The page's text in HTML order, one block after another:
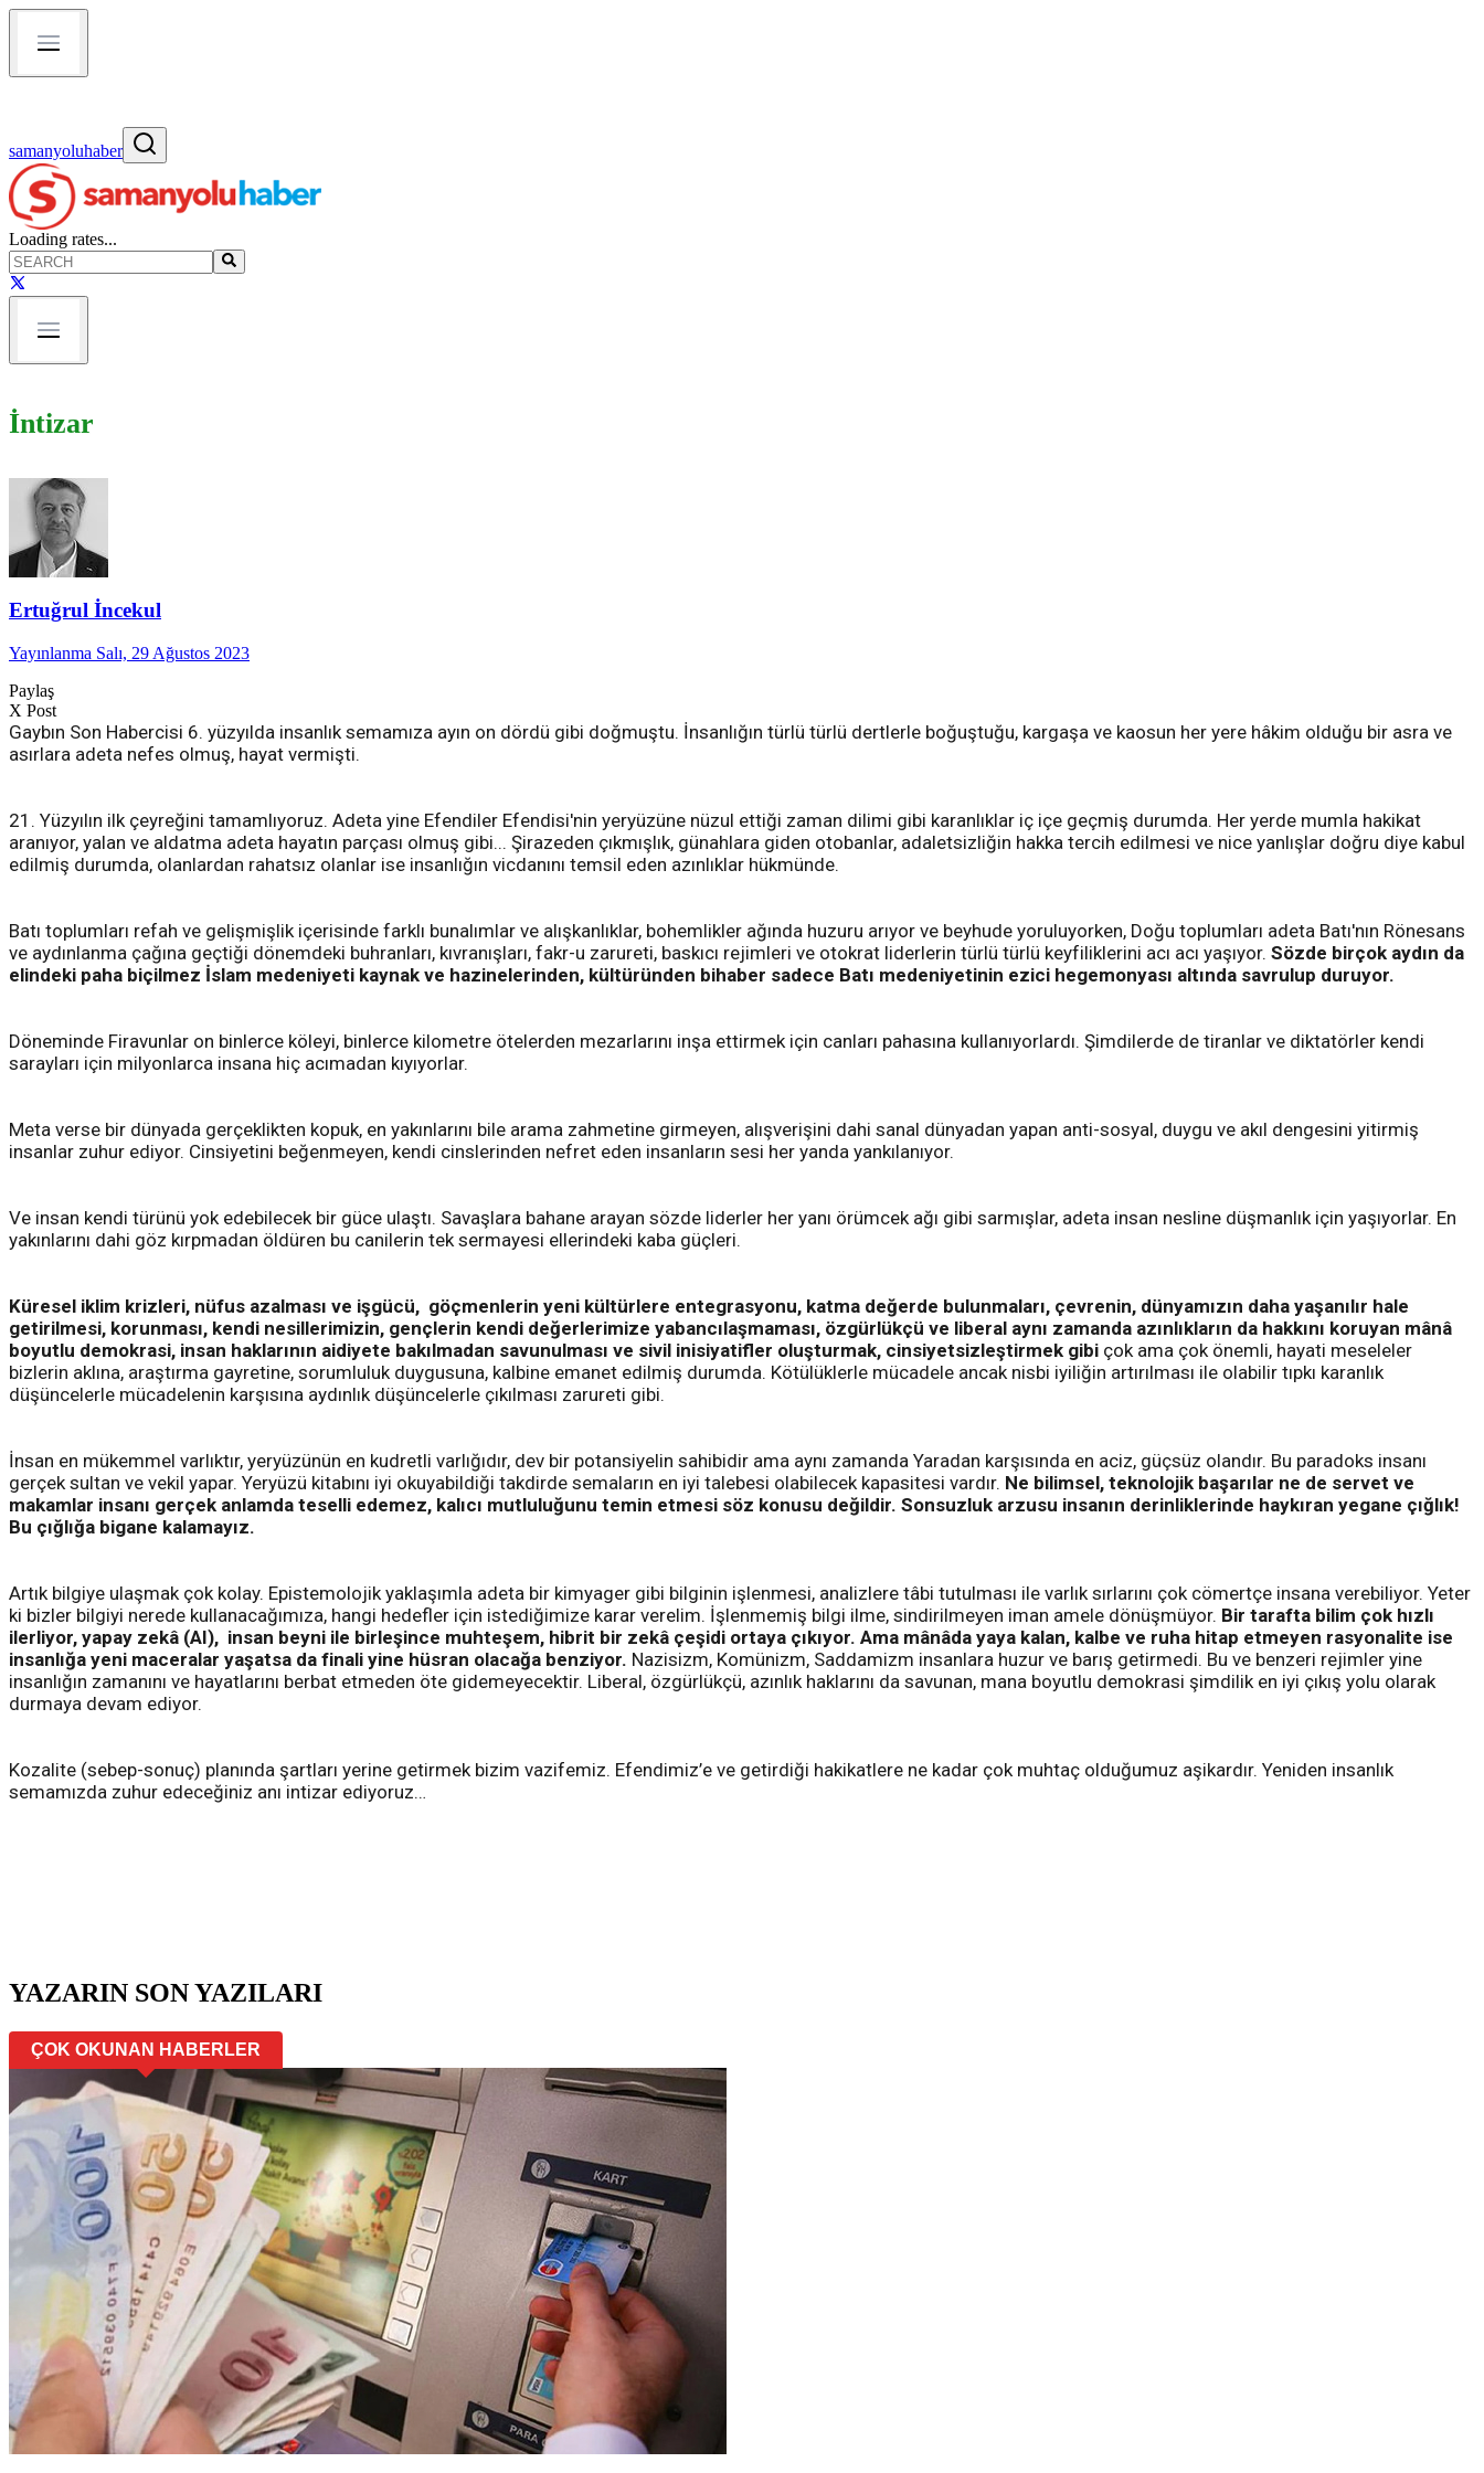
samanyoluhaber
Loading rates...
İntizar
Ertuğrul İncekul
Yayınlanma Salı, 29 Ağustos 2023
Paylaş
X Post
Gaybın Son Habercisi 6. yüzyılda insanlık semamıza ayın on dördü gibi doğmuştu. İnsanlığın türlü türlü dertlerle boğuştuğu, kargaşa ve kaosun her yere hâkim olduğu bir asra ve
asırlara adeta nefes olmuş, hayat vermişti.
21. Yüzyılın ilk çeyreğini tamamlıyoruz. Adeta yine Efendiler Efendisi'nin yeryüzüne nüzul ettiği zaman dilimi gibi karanlıklar iç içe geçmiş durumda. Her yerde mumla hakikat
aranıyor, yalan ve aldatma adeta hayatın parçası olmuş gibi... Şirazeden çıkmışlık, günahlara giden otobanlar, adaletsizliğin hakka tercih edilmesi ve nice yanlışlar doğru diye kabul
edilmiş durumda, olanlardan rahatsız olanlar ise insanlığın vicdanını temsil eden azınlıklar hükmünde.
Batı toplumları refah ve gelişmişlik içerisinde farklı bunalımlar ve alışkanlıklar, bohemlikler ağında huzuru arıyor ve beyhude yoruluyorken, Doğu toplumları adeta Batı'nın Rönesans
ve aydınlanma çağına geçtiği dönemdeki buhranları, kıvranışları, fakr-u zarureti, baskıcı rejimleri ve otokrat liderlerin türlü türlü keyfiliklerini acı acı yaşıyor. Sözde birçok aydın da
elindeki paha biçilmez İslam medeniyeti kaynak ve hazinelerinden, kültüründen bihaber sadece Batı medeniyetinin ezici hegemonyası altında savrulup duruyor.
Döneminde Firavunlar on binlerce köleyi, binlerce kilometre ötelerden mezarlarını inşa ettirmek için canları pahasına kullanıyorlardı. Şimdilerde de tiranlar ve diktatörler kendi
sarayları için milyonlarca insana hiç acımadan kıyıyorlar.
Meta verse bir dünyada gerçeklikten kopuk, en yakınlarını bile arama zahmetine girmeyen, alışverişini dahi sanal dünyadan yapan anti-sosyal, duygu ve akıl dengesini yitirmiş
insanlar zuhur ediyor. Cinsiyetini beğenmeyen, kendi cinslerinden nefret eden insanların sesi her yanda yankılanıyor.
Ve insan kendi türünü yok edebilecek bir güce ulaştı. Savaşlara bahane arayan sözde liderler her yanı örümcek ağı gibi sarmışlar, adeta insan nesline düşmanlık için yaşıyorlar. En
yakınlarını dahi göz kırpmadan öldüren bu canilerin tek sermayesi ellerindeki kaba güçleri.
Küresel iklim krizleri, nüfus azalması ve işgücü, göçmenlerin yeni kültürlere entegrasyonu, katma değerde bulunmaları, çevrenin, dünyamızın daha yaşanılır hale
getirilmesi, korunması, kendi nesillerimizin, gençlerin kendi değerlerimize yabancılaşmaması, özgürlükçü ve liberal aynı zamanda azınlıkların da hakkını koruyan mânâ
boyutlu demokrasi, insan haklarının aidiyete bakılmadan savunulması ve sivil inisiyatifler oluşturmak, cinsiyetsizleştirmek gibi çok ama çok önemli, hayati meseleler
bizlerin aklına, araştırma gayretine, sorumluluk duygusuna, kalbine emanet edilmiş durumda. Kötülüklerle mücadele ancak nisbi iyiliğin artırılması ile olabilir tıpkı karanlık
düşüncelerle mücadelenin karşısına aydınlık düşüncelerle çıkılması zarureti gibi.
İnsan en mükemmel varlıktır, yeryüzünün en kudretli varlığıdır, dev bir potansiyelin sahibidir ama aynı zamanda Yaradan karşısında en aciz, güçsüz olandır. Bu paradoks insanı
gerçek sultan ve vekil yapar. Yeryüzü kitabını iyi okuyabildiği takdirde semaların en iyi talebesi olabilecek kapasitesi vardır. Ne bilimsel, teknolojik başarılar ne de servet ve
makamlar insanı gerçek anlamda teselli edemez, kalıcı mutluluğunu temin etmesi söz konusu değildir. Sonsuzluk arzusu insanın derinliklerinde haykıran yegane çığlık!
Bu çığlığa bigane kalamayız.
Artık bilgiye ulaşmak çok kolay. Epistemolojik yaklaşımla adeta bir kimyager gibi bilginin işlenmesi, analizlere tâbi tutulması ile varlık sırlarını çok cömertçe insana verebiliyor. Yeter
ki bizler bilgiyi nerede kullanacağımıza, hangi hedefler için istediğimize karar verelim. İşlenmemiş bilgi ilme, sindirilmeyen iman amele dönüşmüyor. Bir tarafta bilim çok hızlı
ilerliyor, yapay zekâ (AI), insan beyni ile birleşince muhteşem, hibrit bir zekâ çeşidi ortaya çıkıyor. Ama mânâda yaya kalan, kalbe ve ruha hitap etmeyen rasyonalite ise
insanlığa yeni maceralar yaşatsa da finali yine hüsran olacağa benziyor. Nazisizm, Komünizm, Saddamizm insanlara huzur ve barış getirmedi. Bu ve benzeri rejimler yine
insanlığın zamanını ve hayatlarını berbat etmeden öte gidemeyecektir. Liberal, özgürlükçü, azınlık haklarını da savunan, mana boyutlu demokrasi şimdilik en iyi çıkış yolu olarak
durmaya devam ediyor.
Kozalite (sebep-sonuç) planında şartları yerine getirmek bizim vazifemiz. Efendimiz’e ve getirdiği hakikatlere ne kadar çok muhtaç olduğumuz aşikardır. Yeniden insanlık
semamızda zuhur edeceğiniz anı intizar ediyoruz…
YAZARIN SON YAZILARI
ÇOK OKUNAN HABERLER